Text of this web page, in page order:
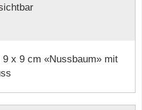
x 9 cm «Nussbaum» mit